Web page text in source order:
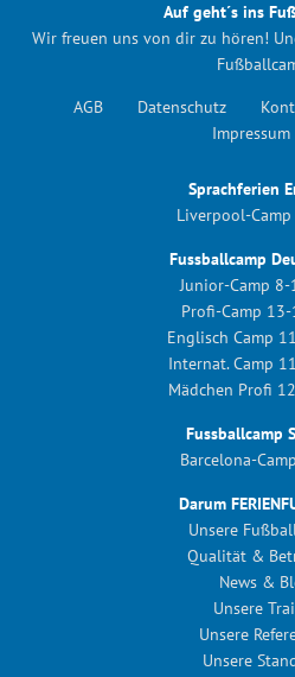
Auf geht´s ins
Wir freuen uns von dir zu hören!
AGB
Datenschutz
Impressum
Sprachferien
Liverpool-
Fussballcamp
Junior-Camp 8-
Profi-Camp 13-
Englisch Camp
Internat. Camp
Mädchen Profi
Fussballcamp
Barcelona-
Darum
Unsere
Qualität &
News &
Unsere
Unsere
Unsere